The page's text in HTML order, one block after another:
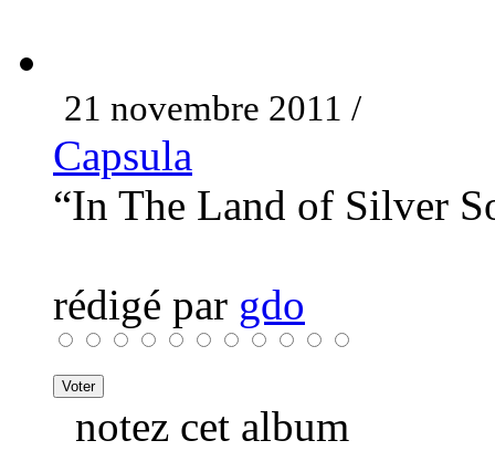
21 novembre 2011 /
Capsula
“In The Land of Silver
rédigé par gdo
notez cet album